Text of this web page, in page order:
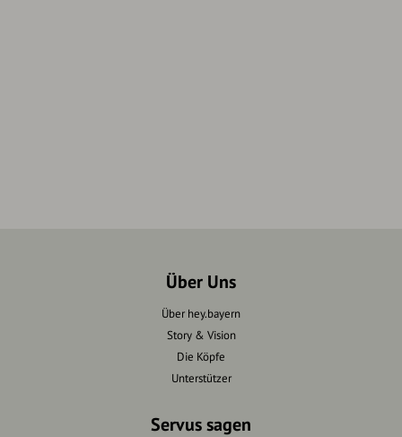
Über Uns
Über hey.bayern
Story & Vision
Die Köpfe
Unterstützer
Servus sagen